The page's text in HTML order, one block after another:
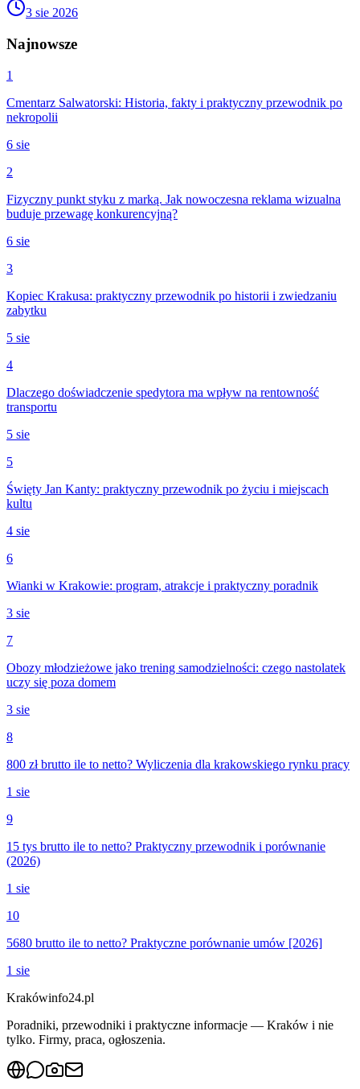
3 sie 2026
Najnowsze
1
Cmentarz Salwatorski: Historia, fakty i praktyczny przewodnik po
nekropolii
6 sie
2
Fizyczny punkt styku z marką. Jak nowoczesna reklama wizualna
buduje przewagę konkurencyjną?
6 sie
3
Kopiec Krakusa: praktyczny przewodnik po historii i zwiedzaniu
zabytku
5 sie
4
Dlaczego doświadczenie spedytora ma wpływ na rentowność
transportu
5 sie
5
Święty Jan Kanty: praktyczny przewodnik po życiu i miejscach
kultu
4 sie
6
Wianki w Krakowie: program, atrakcje i praktyczny poradnik
3 sie
7
Obozy młodzieżowe jako trening samodzielności: czego nastolatek
uczy się poza domem
3 sie
8
800 zł brutto ile to netto? Wyliczenia dla krakowskiego rynku pracy
1 sie
9
15 tys brutto ile to netto? Praktyczny przewodnik i porównanie
(2026)
1 sie
10
5680 brutto ile to netto? Praktyczne porównanie umów [2026]
1 sie
Krakówinfo24.pl
Poradniki, przewodniki i praktyczne informacje — Kraków i nie
tylko. Firmy, praca, ogłoszenia.